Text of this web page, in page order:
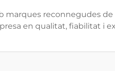
reconnegudes
en qualitat, fiabilitat i